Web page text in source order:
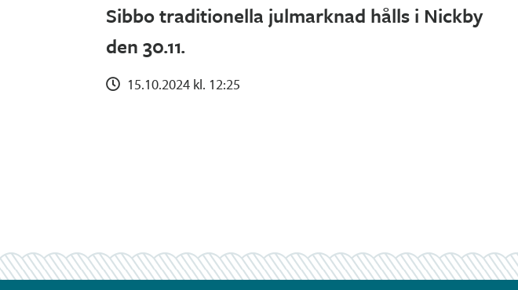
Sibbo traditionella julmarknad hålls i Nickby
den 30.11.
15.10.2024 kl. 12:25